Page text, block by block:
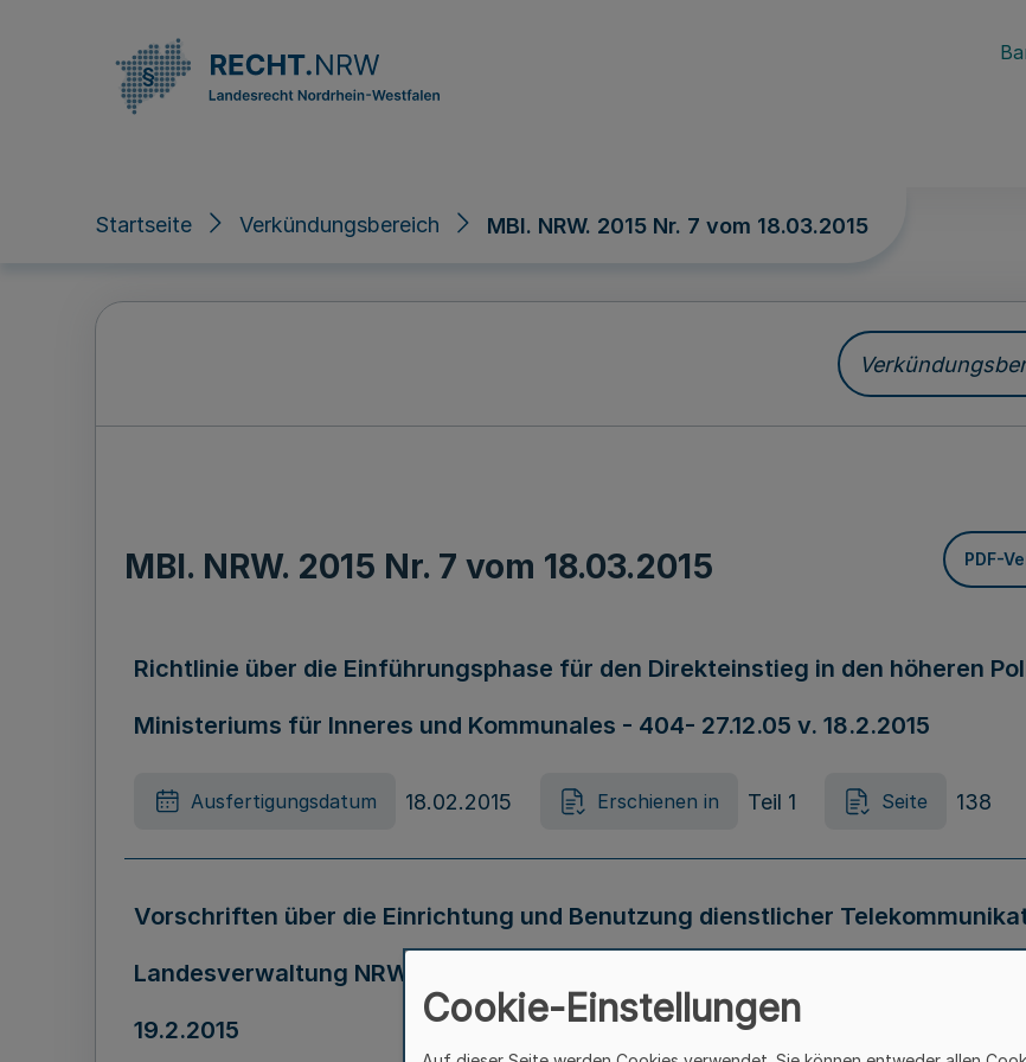
Startseite Verkündungsbereich MBl. NRW. 2015 Nr. 7 vom 18.03.2015
MBl. NRW. 2015 Nr. 7 vom 18.03.2015 PDF-
Richtlinie über die Einführungsphase für den Direkteinstieg in den höheren
Ministeriums für Inneres und Kommunales - 404- 27.12.05 v. 18.2.2015
Ausfertigungsdatum 18.02.2015 Erschienen in Teil 1 Seite 138
Vorschriften über die Einrichtung und Benutzung dienstlicher
Landesverwaltung NRW (Dienstanschlussvorschrift – DAV) RdErl. d.
19.2.2015
Cookie-Einstellungen